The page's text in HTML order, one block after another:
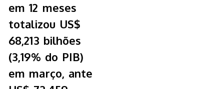
em 12 meses
totalizou US$
68,213 bilhões
(3,19% do PIB)
em março, ante